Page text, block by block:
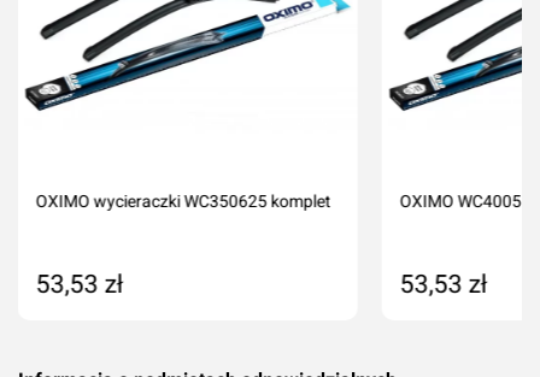
Komentarz*
OXIMO wycieraczki WC350625 komplet
53,53 zł
OXIMO
53,53 zł